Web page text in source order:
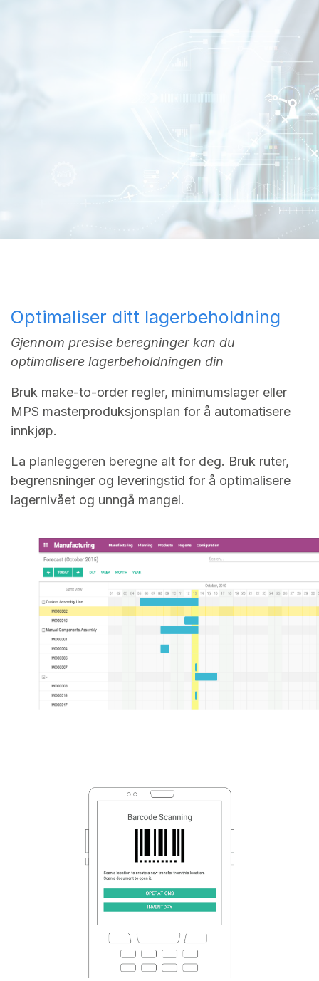
Optimaliser ditt lagerbeholdning
Gjennom presise beregninger kan du
optimalisere lagerbeholdningen din
Bruk make-to-order regler, minimumslager eller
MPS masterproduksjonsplan for å automatisere
innkjøp.
La planleggeren beregne alt for deg. Bruk ruter,
begrensninger og leveringstid for å optimalisere
lagernivået og unngå mangel.